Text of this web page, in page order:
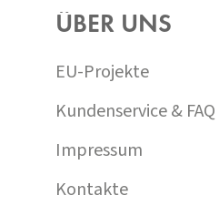
ÜBER UNS
EU-Projekte
Kundenservice & FAQ
Impressum
Kontakte